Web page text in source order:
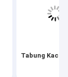
Tabung Kaca